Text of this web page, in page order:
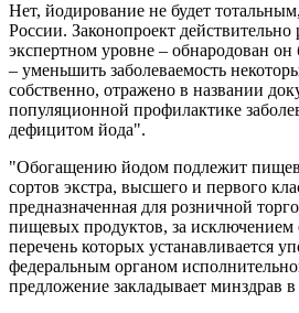
Нет, йодирование не будет
России. Законопроект действительно
экспертном уровне – обнародован он
– уменьшить заболеваемость
собственно, отражено в названии
популяционной профилактике
дефицитом йода".
"Обогащению йодом подлежит
сортов экстра, высшего и первого
предназначенная для розничной
пищевых продуктов, за исключением
перечень которых устанавливается
федеральным органом
предложение закладывает минздрав